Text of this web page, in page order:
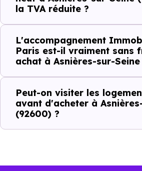
220 000 € ~ 31 900 €
Pour bénéficier de ce dispositif
immobilier neuf à
la TVA réduite ?
L'accompagnement
Paris est-il vraiment sans
achat à Asnières-sur-
Peut-on visiter les
avant d'acheter à
(92600) ?